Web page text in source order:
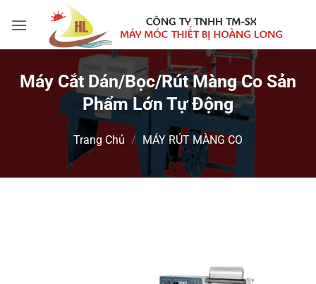
qua
Máy Cắt Dán/bọc/rút Màng Co Sản
Phẩm Lớn Tự Động
Trang Chủ / MÁY RÚT MÀNG CO